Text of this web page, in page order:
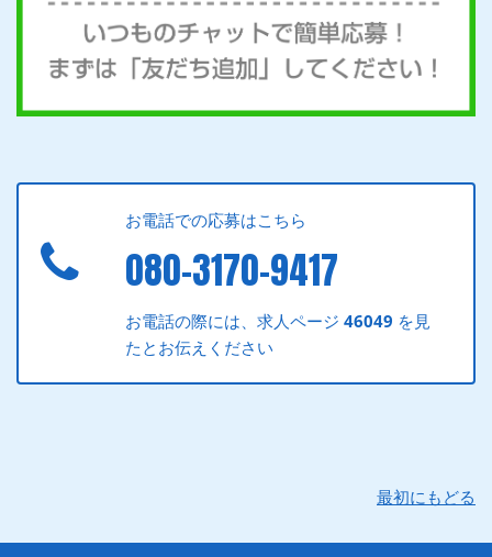
お電話での応募はこちら
080-3170-9417
お電話の際には、求人ページ46049 を見
たとお伝えください
最初にもどる